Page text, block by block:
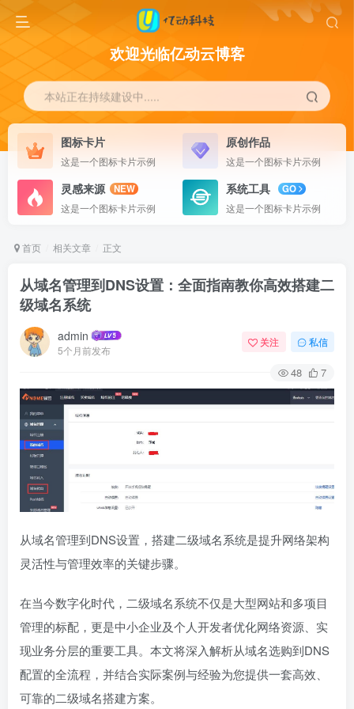
欢迎光临亿动云博客
本站正在持续建设中.....
图标卡片
这是一个图标卡片示例
原创作品
这是一个图标卡片示例
灵感来源
NEW
这是一个图标卡片示例
系统工具
GO
这是一个图标卡片示例
首页 相关文章 正文
从域名管理到DNS设置：全面指南教你高效搭建二
级域名系统
admin
5个月前发布
关注 私信
48 7
从域名管理到DNS设置，搭建二级域名系统是提升网络架构
灵活性与管理效率的关键步骤。
在当今数字化时代，二级域名系统不仅是大型网站和多项目
管理的标配，更是中小企业及个人开发者优化网络资源、实
现业务分层的重要工具。本文将深入解析从域名选购到DNS
配置的全流程，并结合实际案例与经验为您提供一套高效、
可靠的二级域名搭建方案。